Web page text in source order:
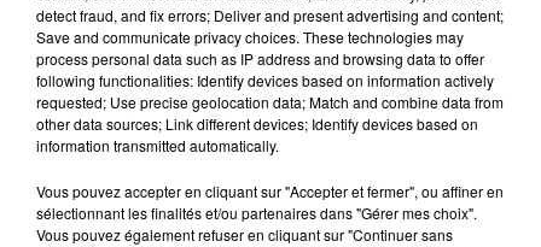
minutes, avant d'inverser les rôles. Les
spécialistes recommandent tout de même de
débuter le jeu par des carresses douces et non
d'attaquer d'emblée par des attouchements aux
parties génitales."Cette méthode très simple
donne lieu à de nombreuses idées plus profondes
et les interactions avec les autres",explique l'un
des spécialistes. CarolynCowanajoute qu'elle
detect fraud, and fix errors; Deliver and present advertising and content;
Save and communicate privacy choices. These technologies may
process personal data such as IP address and browsing data to offer
following functionalities: Identify devices based on information actively
requested; Use precise geolocation data; Match and combine data from
other data sources; Link different devices; Identify devices based on
information transmitted automatically.
Vous pouvez accepter en cliquant sur "Accepter et fermer", ou affiner en
sélectionnant les finalités et/ou partenaires dans "Gérer mes choix".
Vous pouvez également refuser en cliquant sur "Continuer sans